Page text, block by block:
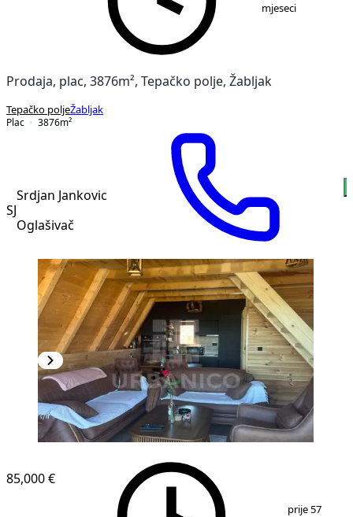
mjeseci
Prodaja, plac, 3876m², Tepačko polje, Žabljak
Tepačko poljeŽabljak
Plac
3876m²
SJ
Srdjan Jankovic
Oglašivač
85,000 €
prije 57